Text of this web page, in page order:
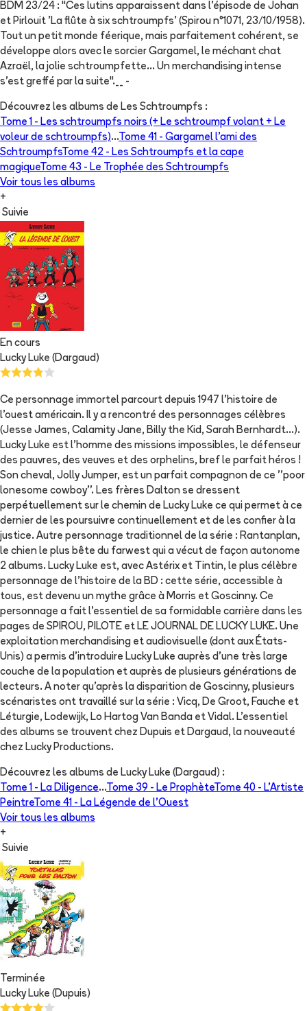
BDM 23/24 : "Ces lutins apparaissent dans l'épisode de Johan
et Pirlouit 'La flûte à six schtroumpfs' (Spirou n°1071, 23/10/1958).
Tout un petit monde féerique, mais parfaitement cohérent, se
développe alors avec le sorcier Gargamel, le méchant chat
Azraël, la jolie schtroumpfette... Un merchandising intense
s'est greffé par la suite".__ -
Découvrez les albums de Les Schtroumpfs :
Tome 1 - Les schtroumpfs noirs (+ Le schtroumpf volant + Le
voleur de schtroumpfs)...Tome 41 - Gargamel l'ami des
SchtroumpfsTome 42 - Les Schtroumpfs et la cape
magiqueTome 43 - Le Trophée des Schtroumpfs
Voir tous les albums
+
Suivie
En cours
Lucky Luke (Dargaud)
Ce personnage immortel parcourt depuis 1947 l'histoire de
l'ouest américain. Il y a rencontré des personnages célèbres
(Jesse James, Calamity Jane, Billy the Kid, Sarah Bernhardt...).
Lucky Luke est l'homme des missions impossibles, le défenseur
des pauvres, des veuves et des orphelins, bref le parfait héros !
Son cheval, Jolly Jumper, est un parfait compagnon de ce ''poor
lonesome cowboy''. Les frères Dalton se dressent
perpétuellement sur le chemin de Lucky Luke ce qui permet à ce
dernier de les poursuivre continuellement et de les confier à la
justice. Autre personnage traditionnel de la série : Rantanplan,
le chien le plus bête du farwest qui a vécut de façon autonome
2 albums. Lucky Luke est, avec Astérix et Tintin, le plus célèbre
personnage de l'histoire de la BD : cette série, accessible à
tous, est devenu un mythe grâce à Morris et Goscinny. Ce
personnage a fait l'essentiel de sa formidable carrière dans les
pages de SPIROU, PILOTE et LE JOURNAL DE LUCKY LUKE. Une
exploitation merchandising et audiovisuelle (dont aux États-
Unis) a permis d'introduire Lucky Luke auprès d'une très large
couche de la population et auprès de plusieurs générations de
lecteurs. A noter qu'après la disparition de Goscinny, plusieurs
scénaristes ont travaillé sur la série : Vicq, De Groot, Fauche et
Léturgie, Lodewijk, Lo Hartog Van Banda et Vidal. L'essentiel
des albums se trouvent chez Dupuis et Dargaud, la nouveauté
chez Lucky Productions.
Découvrez les albums de Lucky Luke (Dargaud) :
Tome 1 - La Diligence...Tome 39 - Le ProphèteTome 40 - L'Artiste
PeintreTome 41 - La Légende de l'Ouest
Voir tous les albums
+
Suivie
Terminée
Lucky Luke (Dupuis)